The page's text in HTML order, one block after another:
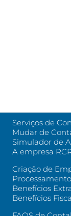
Serviços de
Mudar de
Simulador de
A empresa
Criação de
Benefícios
Benefícios